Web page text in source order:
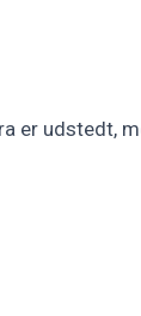
er udstedt,